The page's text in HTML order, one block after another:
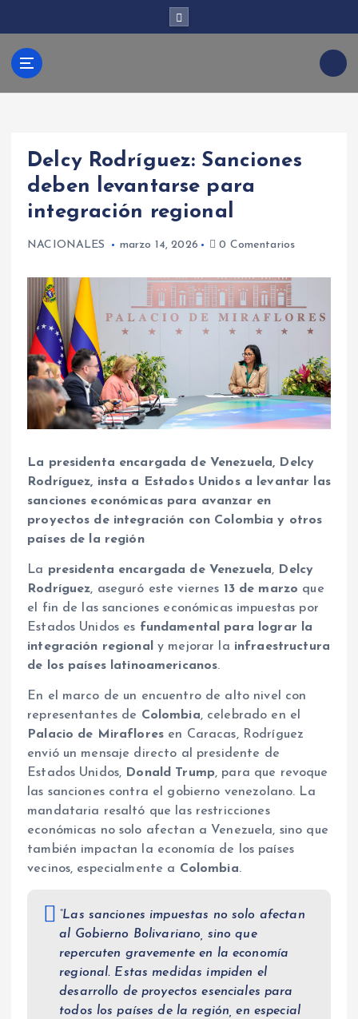
r
Kabud
ari
Delcy Rodríguez: Sanciones
deben levantarse para
integración regional
NACIONALES marzo 14, 2026 0 Comentarios
La presidenta encargada de Venezuela, Delcy
Rodríguez, insta a Estados Unidos a levantar las
sanciones económicas para avanzar en
proyectos de integración con Colombia y otros
países de la región
La presidenta encargada de Venezuela, Delcy
Rodríguez, aseguró este viernes 13 de marzo que
el fin de las sanciones económicas impuestas por
Estados Unidos es fundamental para lograr la
integración regional
y mejorar la infraestructura
de los países latinoamericanos.
En el marco de un encuentro de alto nivel con
representantes de Colombia, celebrado en el
Palacio de Miraflores en Caracas, Rodríguez
envió un mensaje directo al presidente de
Estados Unidos, Donald Trump, para que revoque
las sanciones contra el gobierno venezolano. La
mandataria resaltó que las restricciones
económicas no solo afectan a Venezuela, sino que
también impactan la economía de los países
vecinos, especialmente a Colombia.
“Las sanciones impuestas no solo afectan
al Gobierno Bolivariano, sino que
repercuten gravemente en la economía
regional. Estas medidas impiden el
desarrollo de proyectos esenciales para
todos los países de la región, en especial